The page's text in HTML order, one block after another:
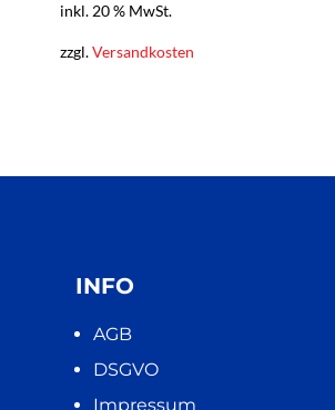
inkl. 20 % MwSt.
zzgl.Versandkosten
INFO
AGB
DSGVO
Impressum